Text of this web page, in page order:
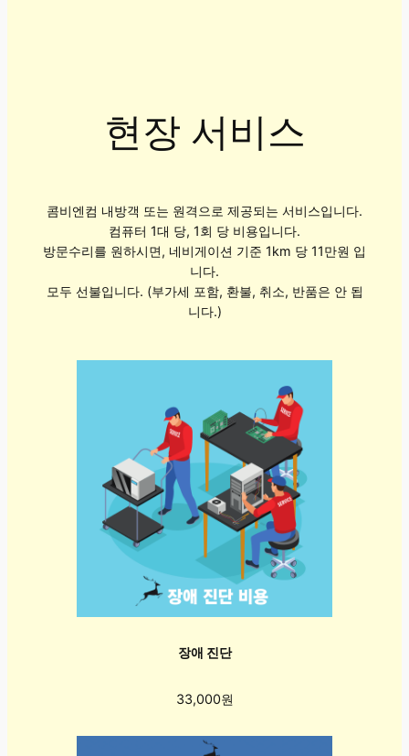
현장 서비스
콤비엔컴 내방객 또는 원격으로 제공되는 서비스입니다.
컴퓨터 1대 당, 1회 당 비용입니다.
방문수리를 원하시면, 네비게이션 기준 1km 당 11만원 입
니다.
모두 선불입니다. (부가세 포함, 환불, 취소, 반품은 안 됩
니다.)
장애 진단
33,000원